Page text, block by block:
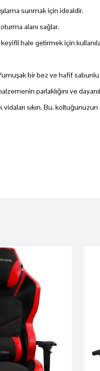
sunmak için idealdir.
alanı sağlar.
hale getirmek için
bir bez ve hafif
parlaklığını ve
sıkın. Bu, koltuğunuzun